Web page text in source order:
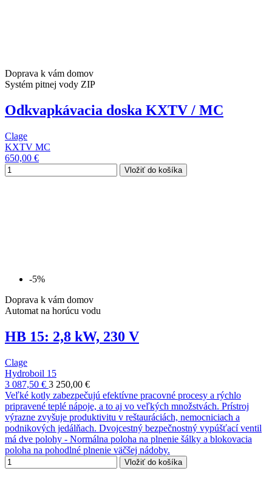
Doprava k vám domov
Systém pitnej vody ZIP
Odkvapkávacia doska KXTV / MC
Clage
KXTV MC
650,00 €
Vložiť do košíka
-5%
Doprava k vám domov
Automat na horúcu vodu
HB 15: 2,8 kW, 230 V
Clage
Hydroboil 15
3 087,50 € 3 250,00 €
Veľké kotly zabezpečujú efektívne pracovné procesy a rýchlo
pripravené teplé nápoje, a to aj vo veľkých množstvách. Prístroj
výrazne zvyšuje produktivitu v reštauráciách, nemocniciach a
podnikových jedálňach. Dvojcestný bezpečnostný vypúšťací ventil
má dve polohy - Normálna poloha na plnenie šálky a blokovacia
poloha na pohodlné plnenie väčšej nádoby.
Vložiť do košíka